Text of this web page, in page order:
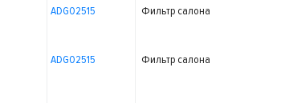
ADG02515 Фильтр салона
ADG02515 Фильтр салона